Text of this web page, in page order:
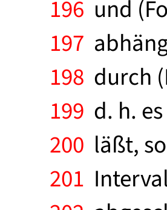
196 und
197
198 durch
199 d. h.
200 läßt,
201